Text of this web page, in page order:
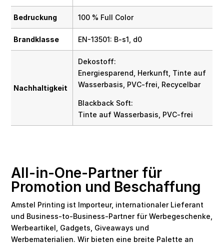
Bedruckung 100 % Full Color
Brandklasse EN-13501: B-s1, d0
Nachhaltigkeit
Dekostoff:
Energiesparend, Herkunft, Tinte auf
Wasserbasis, PVC-frei, Recycelbar
Blackback Soft:
Tinte auf Wasserbasis, PVC-frei
All-in-One-Partner für
Promotion und Beschaffung
Amstel Printing ist Importeur, internationaler Lieferant
und Business-to-Business-Partner für Werbegeschenke,
Werbeartikel, Gadgets, Giveaways und
Werbematerialien. Wir bieten eine breite Palette an